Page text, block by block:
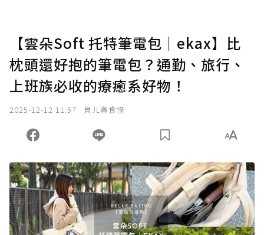
【雲朵Soft 托特筆電包｜ekax】比
枕頭還好抱的筆電包？通勤、旅行、
上班族必收的療癒系好物！
2025-12-12 11:57 貝ㄦ貪食怪